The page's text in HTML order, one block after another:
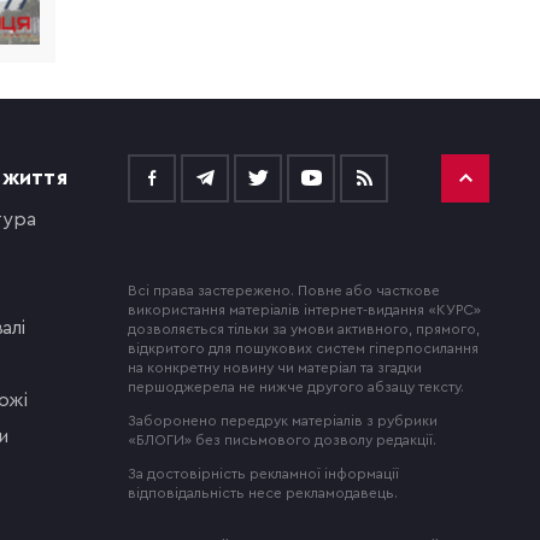
Всі права застережено. Повне або часткове
використання матеріалів інтернет-видання «КУРС»
дозволяється тільки за умови активного, прямого,
відкритого для пошукових систем гіперпосилання
на конкретну новину чи матеріал та згадки
першоджерела не нижче другого абзацу тексту.
Заборонено передрук матеріалів з рубрики
«БЛОГИ» без письмового дозволу редакції.
За достовірність рекламної інформації
відповідальність несе рекламодавець.